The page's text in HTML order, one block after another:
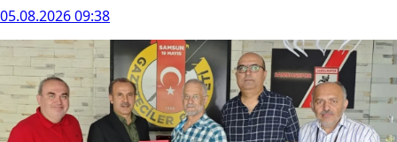
05.08.2026 09:38